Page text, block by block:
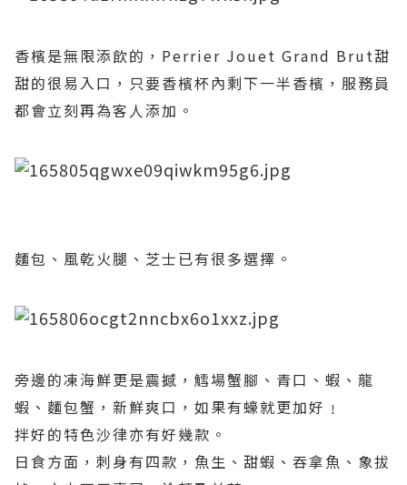
香檳是無限添飲的， Perrier Jouet Grand Brut甜
甜的很易入口，只要香檳杯內剩下一半香檳，服務員
都會立刻再為客人添加。
麵包、風乾火腿、芝士已有很多選擇。
旁邊的凍海鮮更是震撼，鱈場蟹腳、青口、蝦、龍
蝦、麵包蟹，新鮮爽口，如果有蠔就更加好﹗
拌好的特色沙律亦有好幾款。
日食方面，刺身有四款，魚生、甜蝦、吞拿魚、象拔